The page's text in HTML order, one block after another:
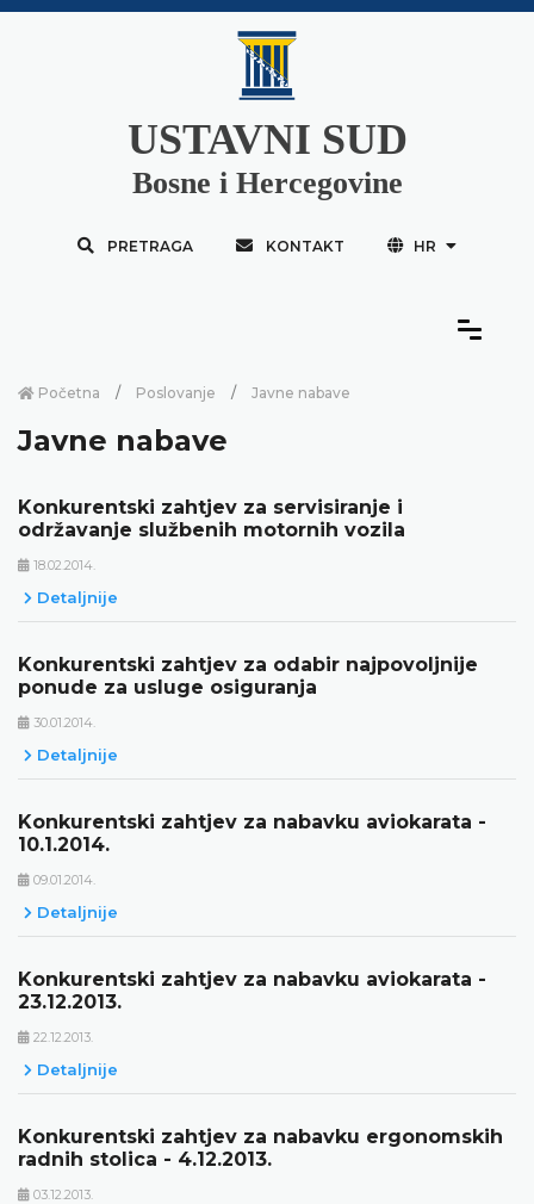
USTAVNI SUD
Bosne i Hercegovine
PRETRAGA KONTAKT HR
Početna Poslovanje Javne nabave
Javne nabave
Konkurentski zahtjev za servisiranje i
održavanje službenih motornih vozila
18.02.2014.
Detaljnije
Konkurentski zahtjev za odabir najpovoljnije
ponude za usluge osiguranja
30.01.2014.
Detaljnije
Konkurentski zahtjev za nabavku aviokarata -
10.1.2014.
09.01.2014.
Detaljnije
Konkurentski zahtjev za nabavku aviokarata -
23.12.2013.
22.12.2013.
Detaljnije
Konkurentski zahtjev za nabavku ergonomskih
radnih stolica - 4.12.2013.
03.12.2013.